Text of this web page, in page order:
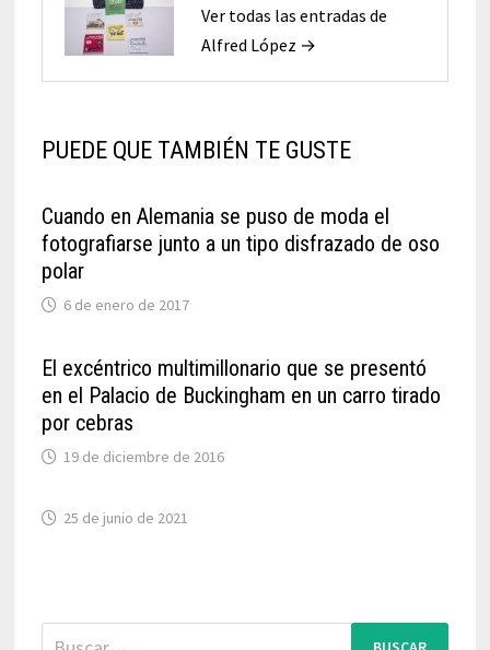
Ver todas las entradas de
Alfred López →
PUEDE QUE TAMBIÉN TE GUSTE
Cuando en Alemania se puso de moda el
fotografiarse junto a un tipo disfrazado de oso
polar
6 de enero de 2017
El excéntrico multimillonario que se presentó
en el Palacio de Buckingham en un carro tirado
por cebras
19 de diciembre de 2016
25 de junio de 2021
Buscar: